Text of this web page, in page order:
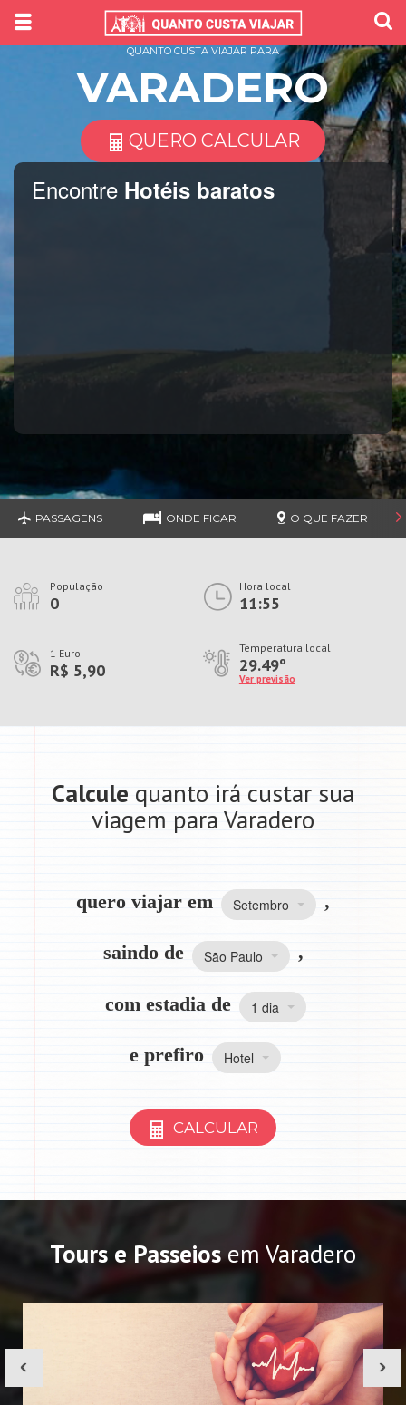
Encontre Hotéis baratos
QUANTO CUSTA VIAJAR PARA
VARADERO
QUERO CALCULAR
PASSAGENS ONDE FICAR O QUE FAZER
População
0
Hora local
11:55
1 Euro
R$ 5,90
Temperatura local
29.49º
Ver previsão
Calcule quanto irá custar sua
viagem para Varadero
quero viajar em Setembro ,
saindo de São Paulo ,
com estadia de 1 dia
e prefiro Hotel
CALCULAR
Tours e Passeiosem Varadero
‹ ›